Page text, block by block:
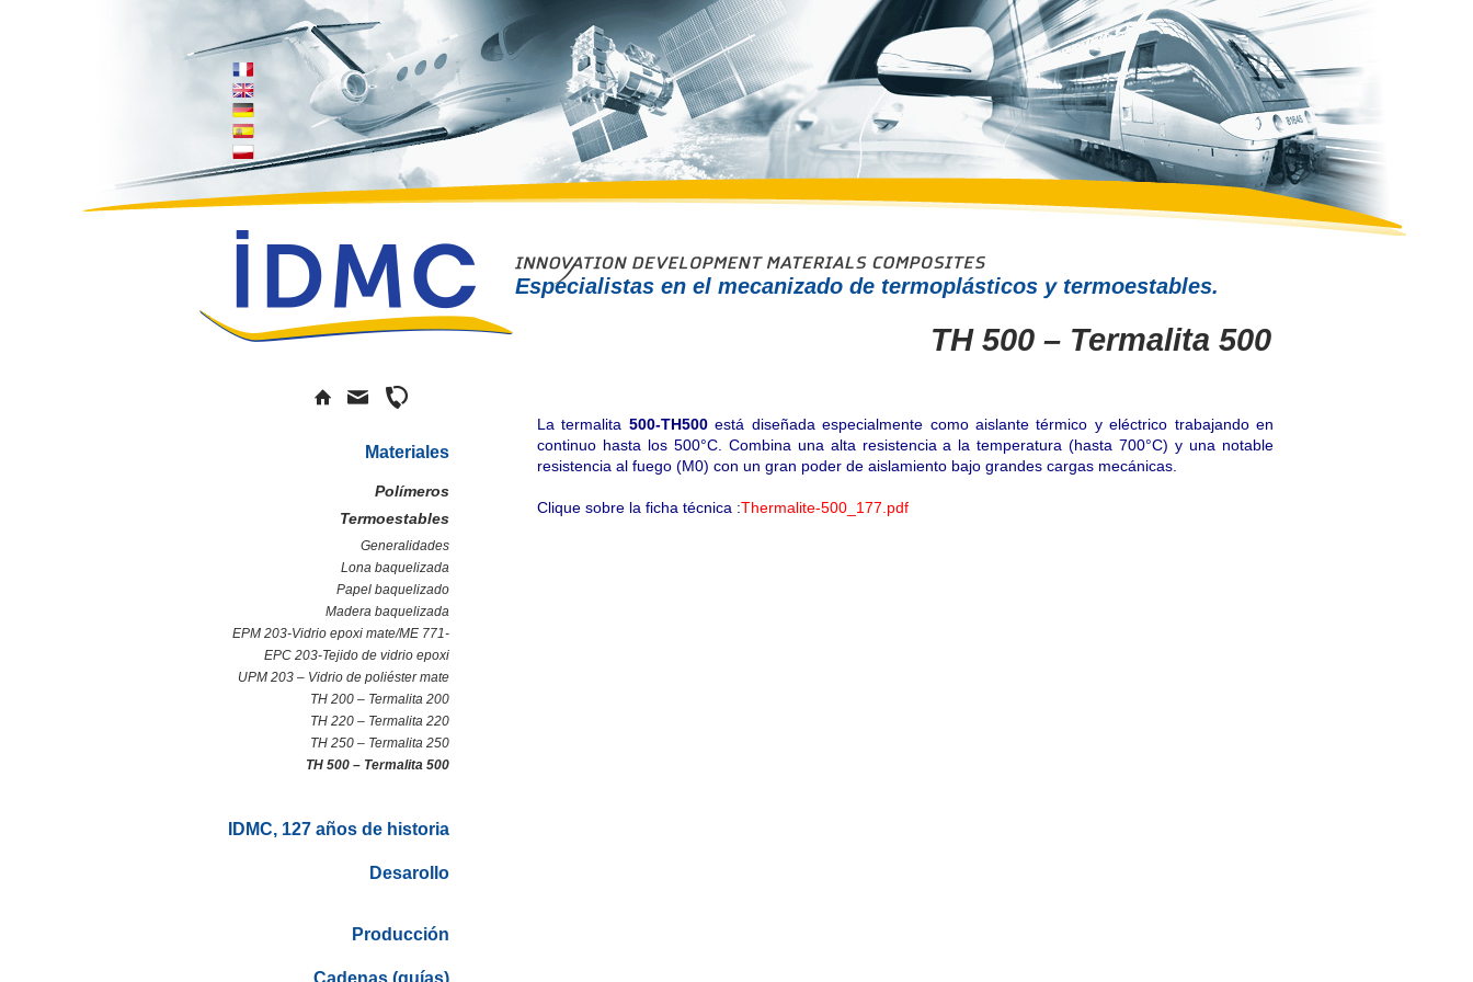
Materiales
Polímeros
Termoestables
Generalidades
Lona baquelizada
Papel baquelizado
Madera baquelizada
EPM 203-Vidrio epoxi mate/ME 771-
EPC 203-Tejido de vidrio epoxi
UPM 203 – Vidrio de poliéster mate
TH 200 – Termalita 200
TH 220 – Termalita 220
TH 250 – Termalita 250
TH 500 – Termalita 500
IDMC, 127 años de historia
Desarollo
Producción
Cadenas (guías)
Especialistas en el mecanizado de termoplásticos y termoestables.
TH 500 – Termalita 500
La termalita 500-TH500está diseñada especialmente como aislante térmico y eléctrico trabajando en
continuo hasta los 500°C. Combina una alta resistencia a la temperatura (hasta 700°C) y una notable
resistencia al fuego (M0) con un gran poder de aislamiento bajo grandes cargas mecánicas.
Clique sobre la ficha técnica :Thermalite-500_177.pdf